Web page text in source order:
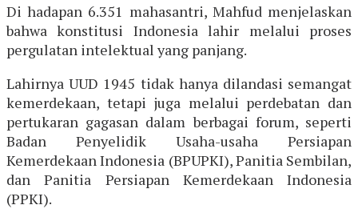
Di hadapan 6.351 mahasantri, Mahfud menjelaskan
bahwa konstitusi Indonesia lahir melalui proses
pergulatan intelektual yang panjang.
Lahirnya UUD 1945 tidak hanya dilandasi semangat
kemerdekaan, tetapi juga melalui perdebatan dan
pertukaran gagasan dalam berbagai forum, seperti
Badan Penyelidik Usaha-usaha Persiapan
Kemerdekaan Indonesia (BPUPKI), Panitia Sembilan,
dan Panitia Persiapan Kemerdekaan Indonesia
(PPKI).